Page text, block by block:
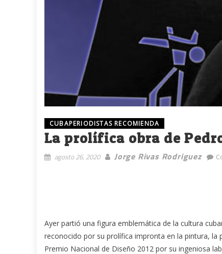
CUBAPERIODISTAS RECOMIENDA
La prolífica obra de
agosto 26, 2020 Jorge Rivas Rodriguez
Ayer partió una figura emblemática de la cultura
reconocido por su prolífica impronta en la pintura, la
Premio Nacional de Diseño 2012 por su ingeniosa